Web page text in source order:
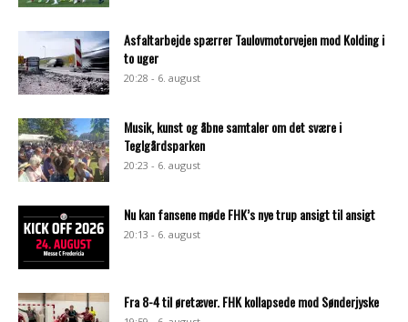
Asfaltarbejde spærrer Taulovmotorvejen mod Kolding i
to uger
20:28 - 6. august
Musik, kunst og åbne samtaler om det svære i
Teglgårdsparken
20:23 - 6. august
Nu kan fansene møde FHK’s nye trup ansigt til ansigt
20:13 - 6. august
Fra 8-4 til øretæver. FHK kollapsede mod Sønderjyske